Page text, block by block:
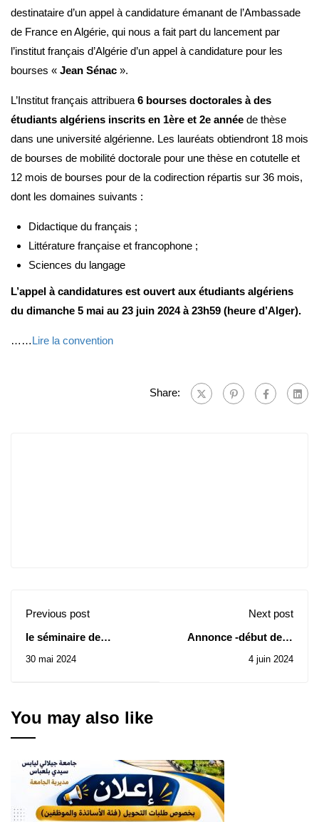
destinataire d’un appel à candidature émanant de l’Ambassade
de France en Algérie, qui nous a fait part du lancement par
l’institut français d’Algérie d’un appel à candidature pour les
bourses « Jean Sénac ».
L’Institut français attribuera 6 bourses doctorales à des
étudiants algériens inscrits en 1ère et 2e année de thèse
dans une université algérienne. Les lauréats obtiendront 18 mois
de bourses de mobilité doctorale pour une thèse en cotutelle et
12 mois de bourses pour de la codirection répartis sur 36 mois,
dont les domaines suivants :
Didactique du français ;
Littérature française et francophone ;
Sciences du langage
L’appel à candidatures est ouvert aux étudiants algériens
du dimanche 5 mai au 23 juin 2024 à 23h59 (heure d’Alger).
……Lire la convention
Share:
Previous post
le séminaire de
d'informatique du1er
30 mai 2024
Next post
Annonce -début de la
pour l’année 2024
4 juin 2024
You may also like